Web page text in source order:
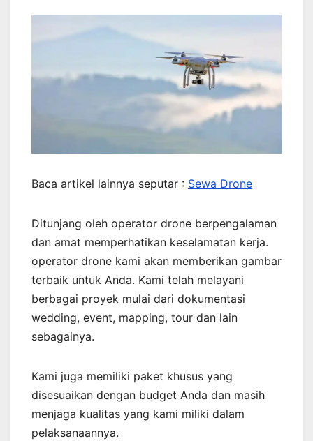
Baca artikel lainnya seputar : Sewa Drone
Ditunjang oleh operator drone berpengalaman
dan amat memperhatikan keselamatan kerja.
operator drone kami akan memberikan gambar
terbaik untuk Anda. Kami telah melayani
berbagai proyek mulai dari dokumentasi
wedding, event, mapping, tour dan lain
sebagainya.
Kami juga memiliki paket khusus yang
disesuaikan dengan budget Anda dan masih
menjaga kualitas yang kami miliki dalam
pelaksanaannya.